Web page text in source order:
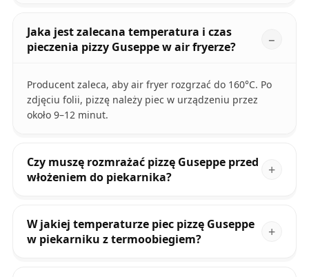
Jaka jest zalecana temperatura i czas
pieczenia pizzy Guseppe w air fryerze?
Producent zaleca, aby air fryer rozgrzać do 160°C. Po
zdjęciu folii, pizzę należy piec w urządzeniu przez
około 9–12 minut.
Czy muszę rozmrażać pizzę Guseppe przed
włożeniem do piekarnika?
W jakiej temperaturze piec pizzę Guseppe
w piekarniku z termoobiegiem?